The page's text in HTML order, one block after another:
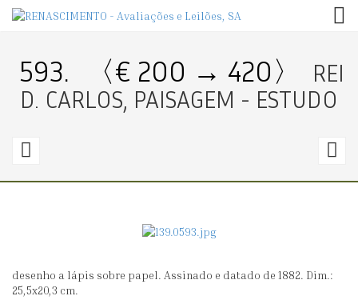
593. 〈€ 200 → 420〉
REI
D. CARLOS, PAISAGEM - ESTUDO
〈€
ALBERT
desenho a lápis sobre papel. Assinado e datado de 1882. Dim.:
25,5x20,3 cm.